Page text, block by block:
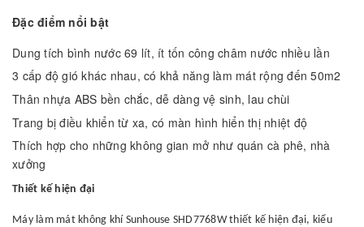
Đặc điểm nổi bật
Dung tích bình nước 69 lít, ít tốn công châm nước nhiều lần
3 cấp độ gió khác nhau, có khả năng làm mát rộng đến 50m2
Thân nhựa ABS bền chắc, dễ dàng vệ sinh, lau chùi
Trang bị điều khiển từ xa, có màn hình hiển thị nhiệt độ
Thích hợp cho những không gian mở như quán cà phê, nhà
xưởng
Thiết kế hiện đại
Máy làm mát không khí Sunhouse SHD7768W thiết kế hiện đại, kiểu